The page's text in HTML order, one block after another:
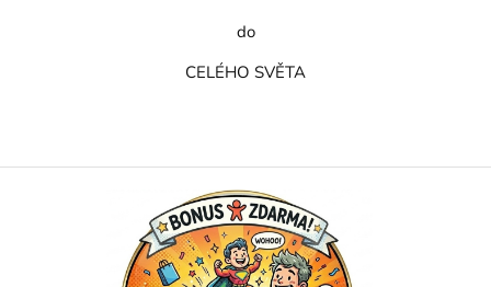
do
CELÉHO SVĚTA